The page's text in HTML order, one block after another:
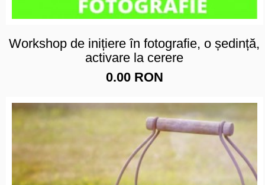
Workshop de inițiere în fotografie, o ședință,
activare la cerere
0.00 RON